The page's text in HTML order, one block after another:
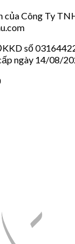
của Công Ty
số
ngày 14/08/